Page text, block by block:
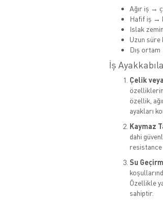
Ağır iş →
Hafif iş →
Islak
Uzun
Dış
İş
Çelik
özellik,
ayakları
Kaymaz
dahi
resistance
Su
Özellikle
sahiptir.